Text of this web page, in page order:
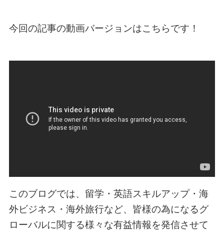
今回の記事の動画バージョンはこちらです！
このブログでは、留学・英語スキルアップ・海
外ビジネス・海外旅行など、皆様の為になるグ
ローバルに関する様々な有益情報を発信させて